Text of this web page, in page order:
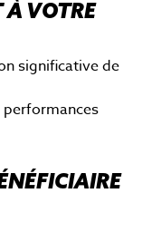
À VOTRE
significative de